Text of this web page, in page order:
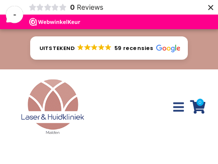
-
0 Reviews ×
UITSTEKEND 59 recensies
Toggle
0